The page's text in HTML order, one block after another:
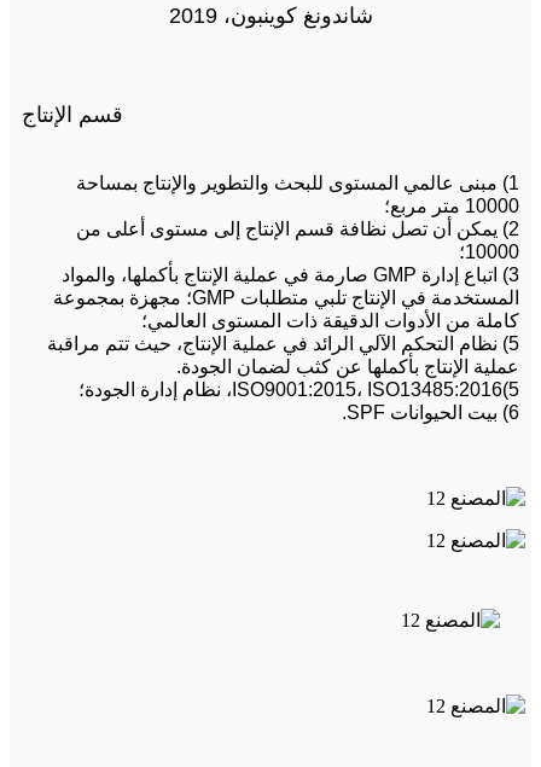
شاندونغ كوينبون، 2019
قسم الإنتاج
1) مبنى عالمي المستوى للبحث والتطوير والإنتاج بمساحة
10000 متر مربع؛
2) يمكن أن تصل نظافة قسم الإنتاج إلى مستوى أعلى من
10000؛
3) اتباع إدارة GMP صارمة في عملية الإنتاج بأكملها، والمواد
المستخدمة في الإنتاج تلبي متطلبات GMP؛ مجهزة بمجموعة
كاملة من الأدوات الدقيقة ذات المستوى العالمي؛
5) نظام التحكم الآلي الرائد في عملية الإنتاج، حيث تتم مراقبة
عملية الإنتاج بأكملها عن كثب لضمان الجودة.
5)ISO9001:2015، ISO13485:2016، نظام إدارة الجودة؛
6) بيت الحيوانات SPF.